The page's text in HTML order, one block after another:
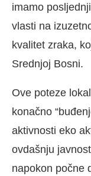
imamo
vlasti na
kvalitet zraka,
Srednjoj Bosni.
Ove poteze
konačno
aktivnosti eko
ovdašnju
napokon počne